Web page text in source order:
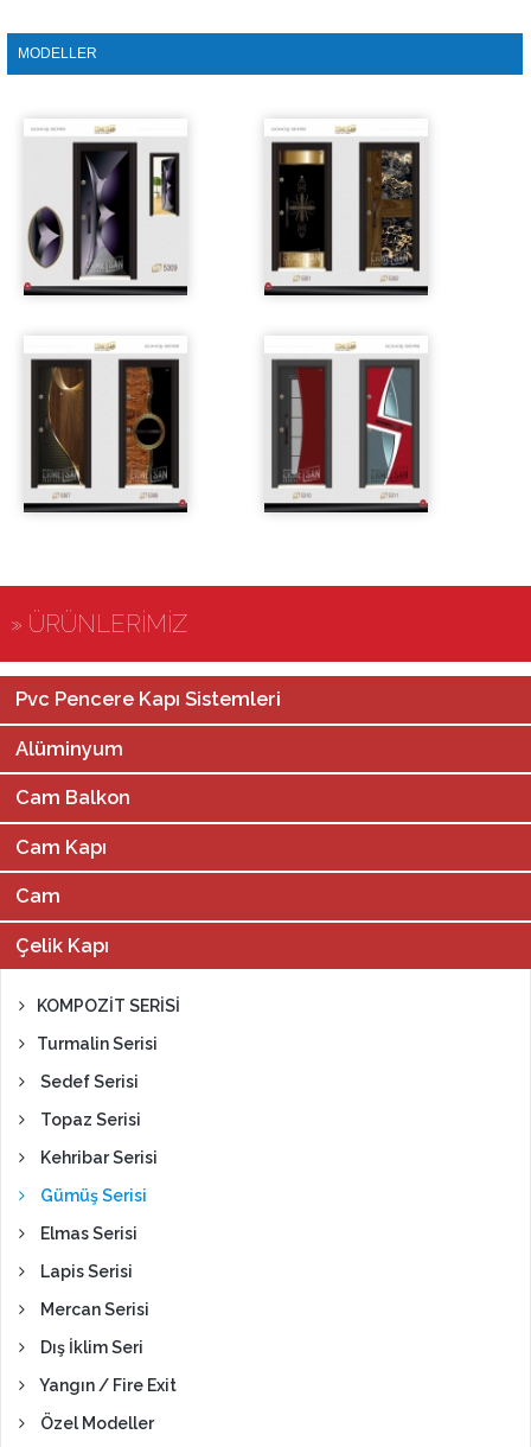
MODELLER
» ÜRÜNLERİMİZ
Pvc Pencere Kapı Sistemleri
Alüminyum
Cam Balkon
Cam Kapı
Cam
Çelik Kapı
KOMPOZİT SERİSİ
Turmalin Serisi
Sedef Serisi
Topaz Serisi
Kehribar Serisi
Gümüş Serisi
Elmas Serisi
Lapis Serisi
Mercan Serisi
Dış İklim Seri
Yangın / Fire Exit
Özel Modeller